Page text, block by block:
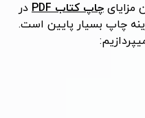
مزایای چاپ کتاب PDF
در
چاپ بسیار پایین است.